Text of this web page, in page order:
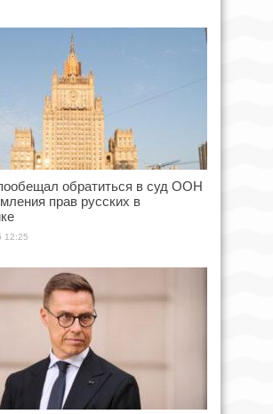
обратиться в суд ООН
прав русских в
12:25